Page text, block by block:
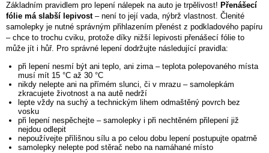
Základním pravidlem pro lepení nálepek na auto je trpělivost! Přenášecí
fólie má slabší lepivost– není to její vada, nýbrž vlastnost. Členité
samolepky je nutné správným přihlazením přenést z podkladového papíru
– chce to trochu cviku, protože díky nižší lepivosti přenášecí fólie to
může jít i hůř. Pro správné lepení dodržujte následující pravidla:
při lepení nesmí být ani teplo, ani zima – teplota polepovaného místa
musí mít 15 °C až 30 °C
nikdy nelepte ani na přímém slunci, či v mrazu – samolepkám
zkracujete životnost a na autě nedrží
lepte vždy na suchý a technickým lihem odmaštěný povrch bez
vosku
při lepení nespěchejte – samolepky i při nechtěném přilepení již
nejdou odlepit
nepoužívejte přílišnou sílu a po celou dobu lepení postupujte opatrně
samolepky nelepte pod stěrač nebo na namáhané místo